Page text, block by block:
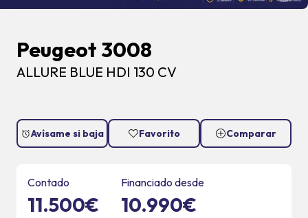
Peugeot 3008
ALLURE BLUE HDI 130 CV
Avísame si baja Favorito Comparar
Contado
11.500€
Financiado desde
10.990€